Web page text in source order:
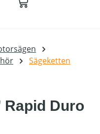
Sägeketten
Rapid Duro